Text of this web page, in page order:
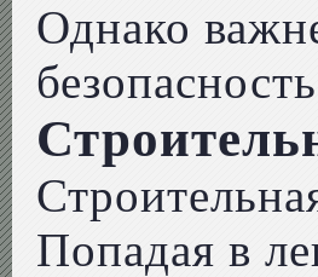
Однако
Попадая в